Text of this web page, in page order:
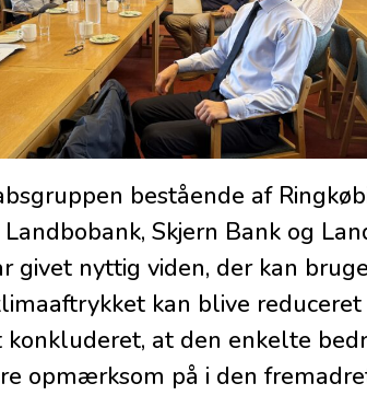
bestående af
, Skjern Bankog
givet nyttig viden, der kan
kan blive
konkluderet, at den enkelte
opmærksom på i den